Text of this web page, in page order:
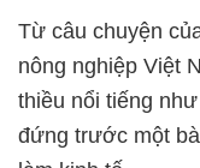
Từ câu chuyện
nông nghiệp Việt
thiều nổi tiếng
đứng trước một